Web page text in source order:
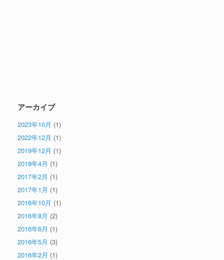
アーカイブ
2023年10月 (1)
2022年12月 (1)
2019年12月 (1)
2019年4月 (1)
2017年2月 (1)
2017年1月 (1)
2016年10月 (1)
2016年8月 (2)
2016年6月 (1)
2016年5月 (3)
2016年2月 (1)